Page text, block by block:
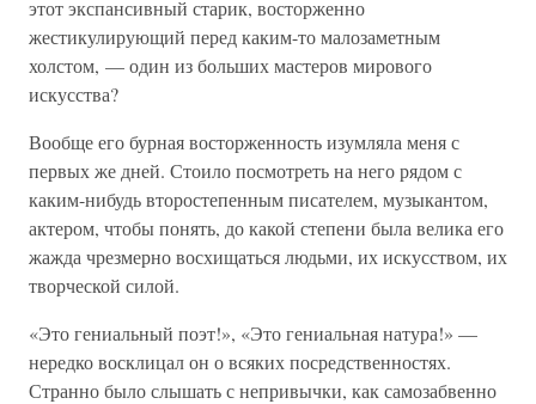
этот экспансивный старик, восторженно
жестикулирующий перед каким-то малозаметным
холстом, — один из больших мастеров мирового
искусства?
Вообще его бурная восторженность изумляла меня с
первых же дней. Стоило посмотреть на него рядом с
каким-нибудь второстепенным писателем, музыкантом,
актером, чтобы понять, до какой степени была велика его
жажда чрезмерно восхищаться людьми, их искусством, их
творческой силой.
«Это гениальный поэт!», «Это гениальная натура!» —
нередко восклицал он о всяких посредственностях.
Странно было слышать с непривычки, как самозабвенно